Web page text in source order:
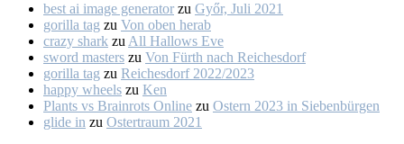
best ai image generator zu Győr, Ju­li 2021
gorilla tag zu Von oben her­ab
crazy shark zu All Hal­lows Eve
sword masters zu Von Fürth nach Rei­ches­dorf
gorilla tag zu Rei­ches­dorf 2022/2023
happy wheels zu Ken
Plants vs Brainrots Online zu Os­tern 2023 in Sie­ben­bür­gen
glide in zu Os­ter­traum 2021